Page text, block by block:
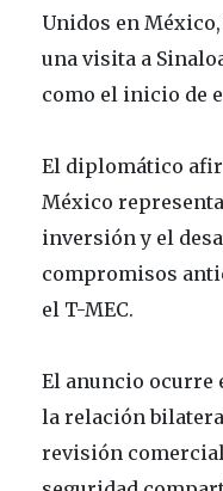
Unidos en México,
una visita a
como el inicio de
El diplomático
México
inversión y el
compromisos
el T-MEC.
El anuncio ocurre
la relación
revisión comercial